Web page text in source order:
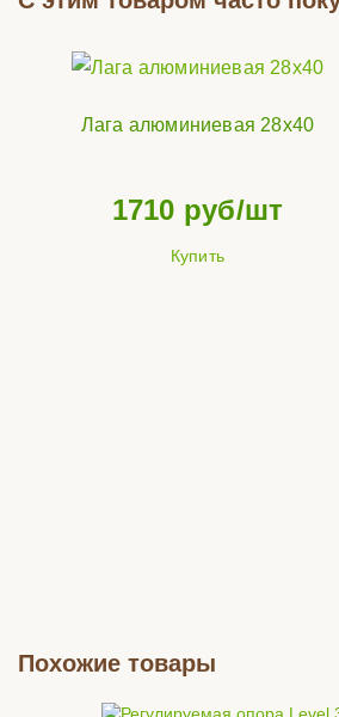
Лага алюминиевая 28х40
1710 руб/шт
Купить
Похожие товары